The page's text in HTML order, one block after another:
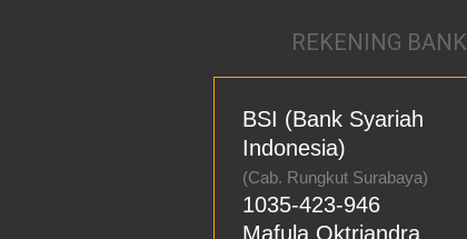
REKENING BANK
BSI (Bank Syariah
Indonesia)
(Cab. Rungkut Surabaya)
1035-423-946
Mafula Oktriandra